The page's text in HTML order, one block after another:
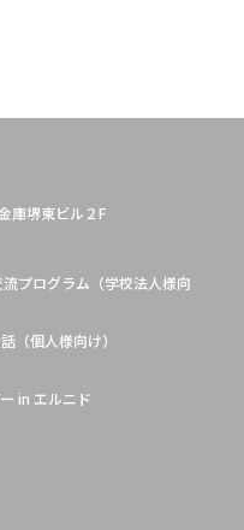
庫堺東ビル２F
プログラム（学校法人様向
（個人様向け）
in エルニド